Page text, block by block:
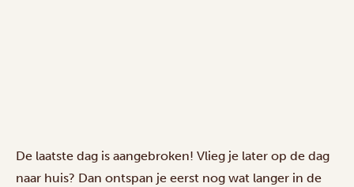
De laatste dag is aangebroken! Vlieg je later op de dag
naar huis? Dan ontspan je eerst nog wat langer in de